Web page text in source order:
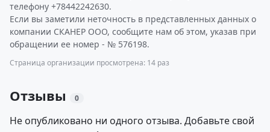
телефону +78442242630.
Если вы заметили неточность в представленных данных о
компании СКАНЕР ООО, сообщите нам об этом, указав при
обращении ее номер - № 576198.
Страница организации просмотрена: 14 раз
Отзывы 0
Не опубликовано ни одного отзыва. Добавьте свой